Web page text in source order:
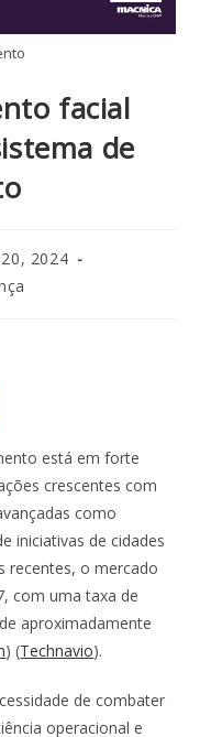
facial
de
2024
está em forte
crescentes com
como
iniciativas de cidades
recentes, o mercado
com uma taxa de
aproximadamente
)​ (Technavio).
de combater
operacional e